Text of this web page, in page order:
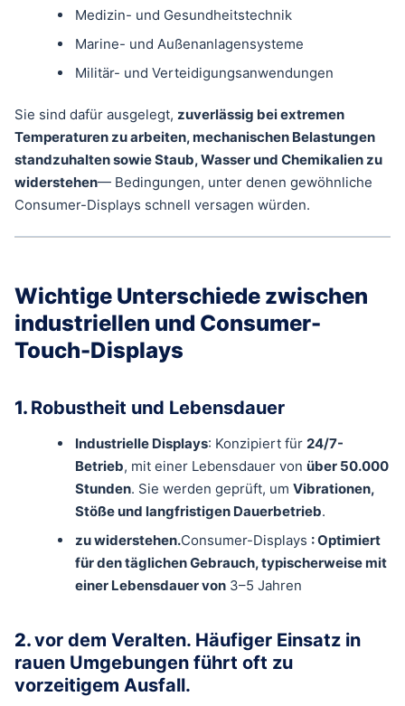
Medizin- und Gesundheitstechnik
Marine- und Außenanlagensysteme
Militär- und Verteidigungsanwendungen
Sie sind dafür ausgelegt, zuverlässig bei extremen
Temperaturen zu arbeiten, mechanischen Belastungen
standzuhalten sowie Staub, Wasser und Chemikalien zu
widerstehen— Bedingungen, unter denen gewöhnliche
Consumer-Displays schnell versagen würden.
Wichtige Unterschiede zwischen
industriellen und Consumer-
Touch-Displays
1. Robustheit und Lebensdauer
Industrielle Displays: Konzipiert für24/7-
Betrieb, mit einer Lebensdauer vonüber 50.000
Stunden. Sie werden geprüft, umVibrationen,
Stöße und langfristigen Dauerbetrieb.
zu widerstehen.Consumer-Displays : Optimiert
für den täglichen Gebrauch, typischerweise mit
einer Lebensdauer von 3–5 Jahren
2.vor dem Veralten. Häufiger Einsatz in
rauen Umgebungen führt oft zu
vorzeitigem Ausfall.